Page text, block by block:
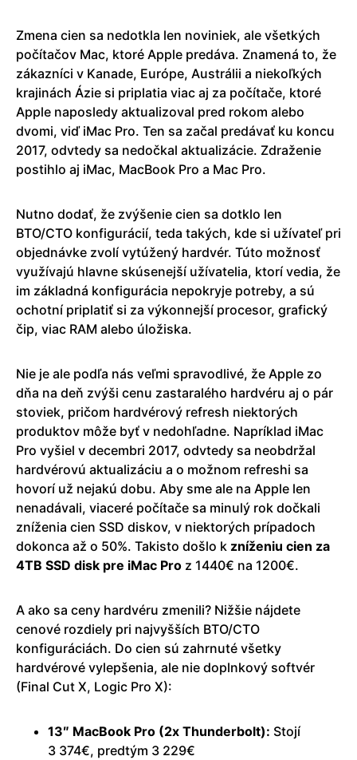
Zmena cien sa nedotkla len noviniek, ale všetkých
počítačov Mac, ktoré Apple predáva. Znamená to, že
zákazníci v Kanade, Európe, Austrálii a niekoľkých
krajinách Ázie si priplatia viac aj za počítače, ktoré
Apple naposledy aktualizoval pred rokom alebo
dvomi, viď iMac Pro. Ten sa začal predávať ku koncu
2017, odvtedy sa nedočkal aktualizácie. Zdraženie
postihlo aj iMac, MacBook Pro a Mac Pro.
Nutno dodať, že zvýšenie cien sa dotklo len
BTO/CTO konfigurácií, teda takých, kde si užívateľ pri
objednávke zvolí vytúžený hardvér. Túto možnosť
využívajú hlavne skúsenejší užívatelia, ktorí vedia, že
im základná konfigurácia nepokryje potreby, a sú
ochotní priplatiť si za výkonnejší procesor, grafický
čip, viac RAM alebo úložiska.
Nie je ale podľa nás veľmi spravodlivé, že Apple zo
dňa na deň zvýši cenu zastaralého hardvéru aj o pár
stoviek, pričom hardvérový refresh niektorých
produktov môže byť v nedohľadne. Napríklad iMac
Pro vyšiel v decembri 2017, odvtedy sa neobdržal
hardvérovú aktualizáciu a o možnom refreshi sa
hovorí už nejakú dobu. Aby sme ale na Apple len
nenadávali, viaceré počítače sa minulý rok dočkali
zníženia cien SSD diskov, v niektorých prípadoch
dokonca až o 50%. Takisto došlo k zníženiu cien za
4TB SSD disk pre iMac Pro z 1440€ na 1200€.
A ako sa ceny hardvéru zmenili? Nižšie nájdete
cenové rozdiely pri najvyšších BTO/CTO
konfiguráciách. Do cien sú zahrnuté všetky
hardvérové vylepšenia, ale nie doplnkový softvér
(Final Cut X, Logic Pro X):
13″ MacBook Pro (2x Thunderbolt): Stojí
3 374€, predtým 3 229€